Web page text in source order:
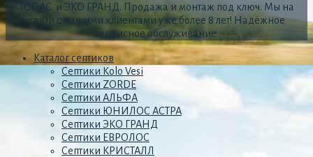
ТОПАС и ЭКО ГРАНД. Продажа и монтаж под ключ. Мы на
связи с нашими клиентами уже более 8 лет! Надёжное
сервисное обслуживание.
Каталог септиков
Септики Kolo Vesi
Септики ZORDE
Септики АЛЬФА
Септики ЮНИЛОС АСТРА
Септики ЭКО ГРАНД
Септики ЕВРОЛОС
Септики КРИСТАЛЛ